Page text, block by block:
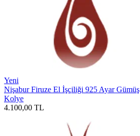
Yeni
Nişabur Firuze El İşçiliği 925 Ayar Gümüş
Kolye
4.100,00 TL